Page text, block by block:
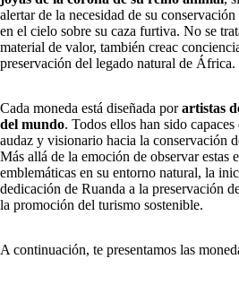
alertar de la necesidad de su
en el cielo sobre su caza furtiva. No se
material de valor, también creac
preservación del legado natural de África.
Cada moneda está diseñada porartistas
del mundo. Todos ellos han sido
audaz y visionario hacia la conservación
Más allá de la emoción de observar estas
emblemáticas en su entorno natural, la
dedicación de Ruanda a la preservación
la promoción del turismo sostenible.
A continuación, te presentamos las